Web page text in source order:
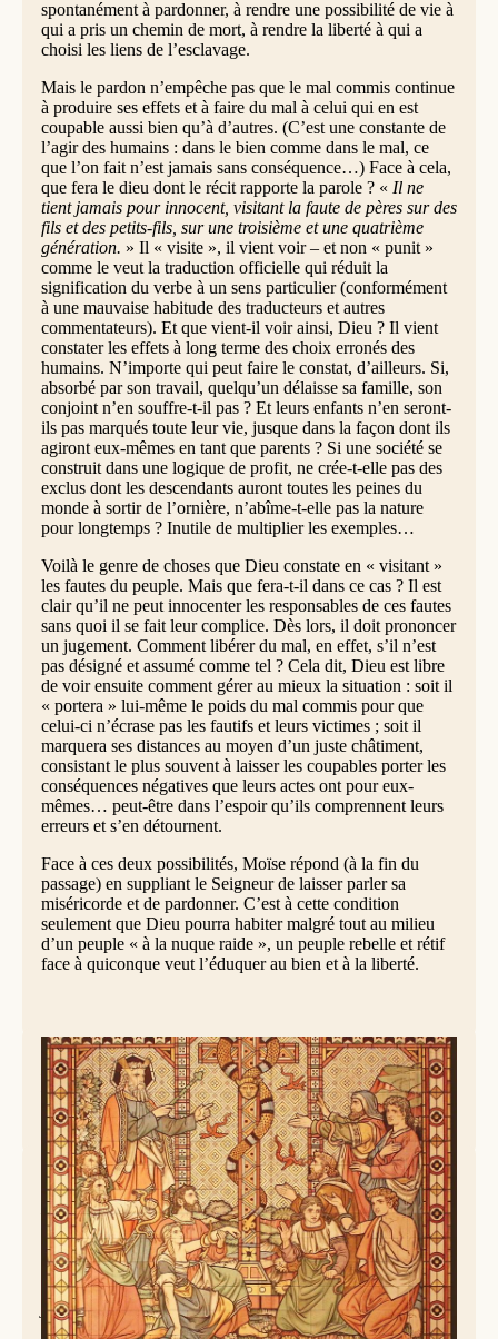
spontanément à pardonner, à rendre une possibilité de vie à
qui a pris un chemin de mort, à rendre la liberté à qui a
choisi les liens de l’esclavage.
Mais le pardon n’empêche pas que le mal commis continue
à produire ses effets et à faire du mal à celui qui en est
coupable aussi bien qu’à d’autres. (C’est une constante de
l’agir des humains : dans le bien comme dans le mal, ce
que l’on fait n’est jamais sans conséquence…) Face à cela,
que fera le dieu dont le récit rapporte la parole ? « Il ne
tient jamais pour innocent, visitant la faute de pères sur des
fils et des petits-fils, sur une troisième et une quatrième
génération. » Il « visite », il vient voir – et non « punit »
comme le veut la traduction officielle qui réduit la
signification du verbe à un sens particulier (conformément
à une mauvaise habitude des traducteurs et autres
commentateurs). Et que vient-il voir ainsi, Dieu ? Il vient
constater les effets à long terme des choix erronés des
humains. N’importe qui peut faire le constat, d’ailleurs. Si,
absorbé par son travail, quelqu’un délaisse sa famille, son
conjoint n’en souffre-t-il pas ? Et leurs enfants n’en seront-
ils pas marqués toute leur vie, jusque dans la façon dont ils
agiront eux-mêmes en tant que parents ? Si une société se
construit dans une logique de profit, ne crée-t-elle pas des
exclus dont les descendants auront toutes les peines du
monde à sortir de l’ornière, n’abîme-t-elle pas la nature
pour longtemps ? Inutile de multiplier les exemples…
Voilà le genre de choses que Dieu constate en « visitant »
les fautes du peuple. Mais que fera-t-il dans ce cas ? Il est
clair qu’il ne peut innocenter les responsables de ces fautes
sans quoi il se fait leur complice. Dès lors, il doit prononcer
un jugement. Comment libérer du mal, en effet, s’il n’est
pas désigné et assumé comme tel ? Cela dit, Dieu est libre
de voir ensuite comment gérer au mieux la situation : soit il
« portera » lui-même le poids du mal commis pour que
celui-ci n’écrase pas les fautifs et leurs victimes ; soit il
marquera ses distances au moyen d’un juste châtiment,
consistant le plus souvent à laisser les coupables porter les
conséquences négatives que leurs actes ont pour eux-
mêmes… peut-être dans l’espoir qu’ils comprennent leurs
erreurs et s’en détournent.
Face à ces deux possibilités, Moïse répond (à la fin du
passage) en suppliant le Seigneur de laisser parler sa
miséricorde et de pardonner. C’est à cette condition
seulement que Dieu pourra habiter malgré tout au milieu
d’un peuple « à la nuque raide », un peuple rebelle et rétif
face à quiconque veut l’éduquer au bien et à la liberté.
Mosaïque, All Saints' church, Margaret Street, London (UK) © Lawrence
Lew, OP
Dieu proclame son Nom (Jean 3,16-18)
Dieu a tant aimé le monde qu’il a donné son Fils unique,
afin que quiconque croit en lui ne périsse pas, mais ait la
vie éternelle. Car Dieu a envoyé son Fils dans le monde,
non pas pour juger le monde, mais pour que, par lui, le
monde soit sauvé. Celui qui se fie à lui échappe au
jugement ; celui qui ne se fie pas est déjà jugé, du fait qu’il
ne s’est pas fié au nom du Fils unique de Dieu.